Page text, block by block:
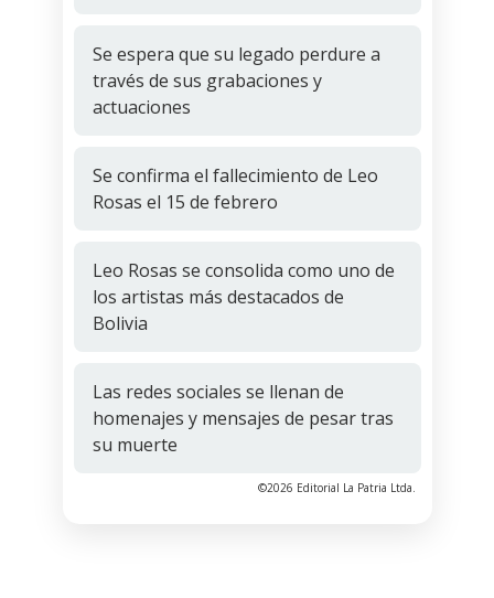
Se espera que su legado perdure a
través de sus grabaciones y
actuaciones
Se confirma el fallecimiento de Leo
Rosas el 15 de febrero
Leo Rosas se consolida como uno de
los artistas más destacados de
Bolivia
Las redes sociales se llenan de
homenajes y mensajes de pesar tras
su muerte
©2026 Editorial La Patria Ltda.